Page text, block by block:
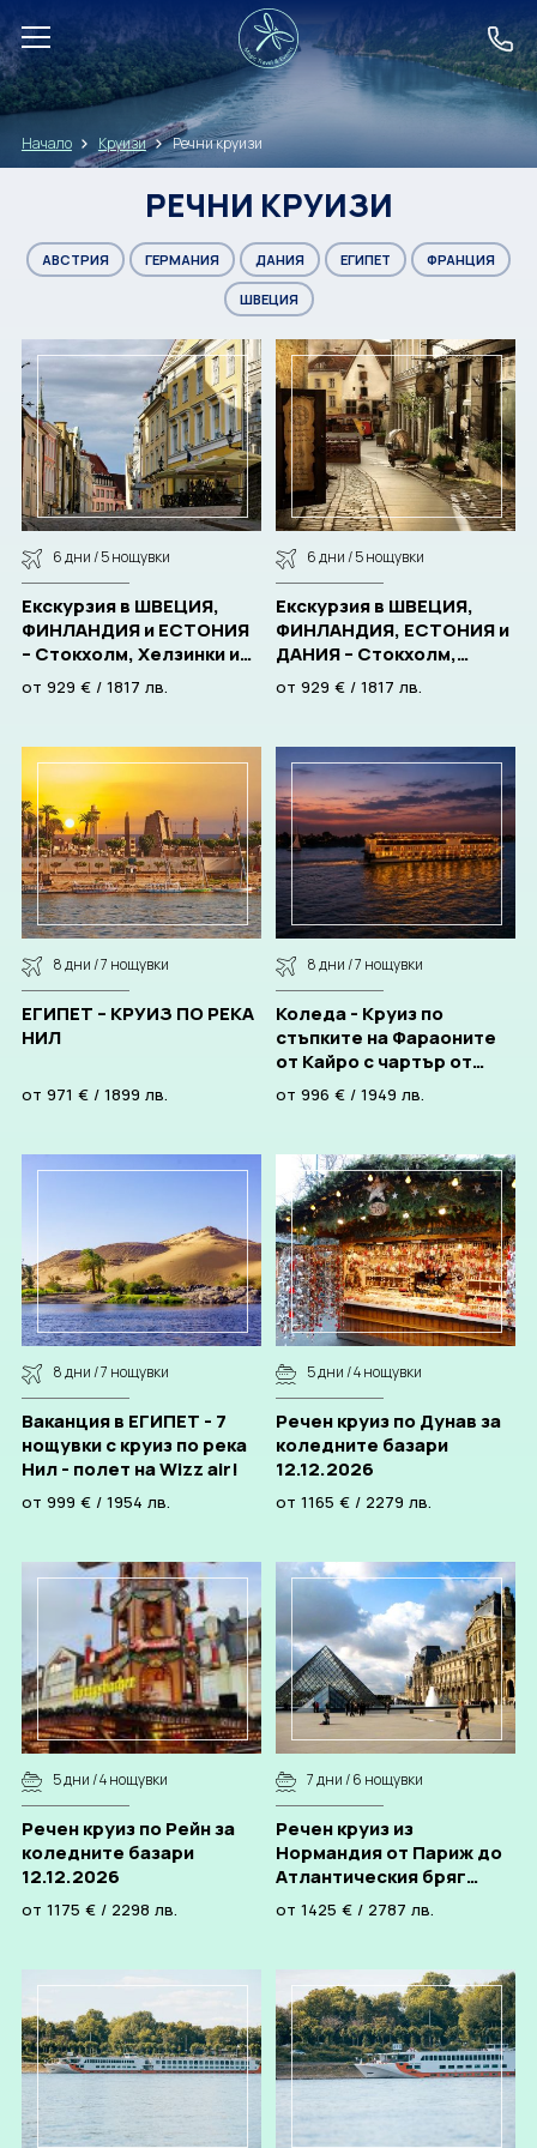
ДЕСТИНАЦИИ
ПОЧИВКИ
КРУИЗИ
TOP PICKS
LAST CHANCE
EVENTS
CORPORATE
BULGARIA
Общи условия
Отзиви от клиенти
Политика за поверителност
Партньори
Контакти
ЗАПИТВАНЕ
Начало Круизи Речни круизи
РЕЧНИ КРУИЗИ
АВСТРИЯ ГЕРМАНИЯ ДАНИЯ ЕГИПЕТ ФРАНЦИЯ
ШВЕЦИЯ
6 дни / 5 нощувки
Екскурзия в ШВЕЦИЯ,
ФИНЛАНДИЯ и ЕСТОНИЯ
– Стокхолм, Хелзинки и
Талин, с включени 2
обслужване на
български език!
от 929 € / 1817 лв.
6 дни / 5 нощувки
Екскурзия в ШВЕЦИЯ,
ФИНЛАНДИЯ, ЕСТОНИЯ и
ДАНИЯ – Стокхолм,
Хелзинки, Талин и
кораб! Със самолет и
обслужване на
български език!
от 929 € / 1817 лв.
8 дни / 7 нощувки
ЕГИПЕТ – КРУИЗ ПО РЕКА
НИЛ
от 971 € / 1899 лв.
8 дни / 7 нощувки
Коледа - Круиз по
стъпките на Фараоните
от Кайро с чартър от
София
от 996 € / 1949 лв.
8 дни / 7 нощувки
Ваканция в ЕГИПЕТ - 7
нощувки с круиз по река
Нил - полет на Wizz air!
от 999 € / 1954 лв.
5 дни / 4 нощувки
Речен круиз по Дунав за
коледните базари
12.12.2026
от 1165 € / 2279 лв.
5 дни / 4 нощувки
Речен круиз по Рейн за
коледните базари
12.12.2026
от 1175 € / 2298 лв.
7 дни / 6 нощувки
Речен круиз из
Нормандия от Париж до
Атлантическия бряг
26.09.2026
от 1425 € / 2787 лв.